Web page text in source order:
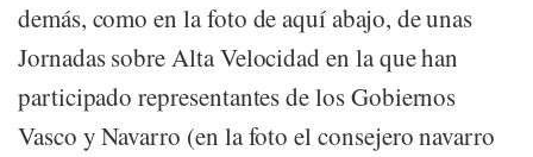
demás, como en la foto de aquí abajo, de unas
Jornadas sobre Alta Velocidad en la que han
participado representantes de los Gobiernos
Vasco y Navarro (en la foto el consejero navarro